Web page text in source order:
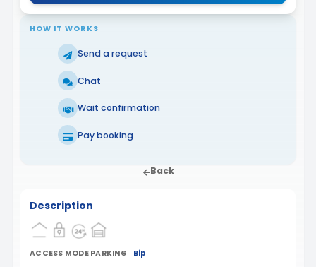
HOW IT WORKS
Send a request
Chat
Wait confirmation
Pay booking
Back
Description
ACCESS MODE PARKING Bip